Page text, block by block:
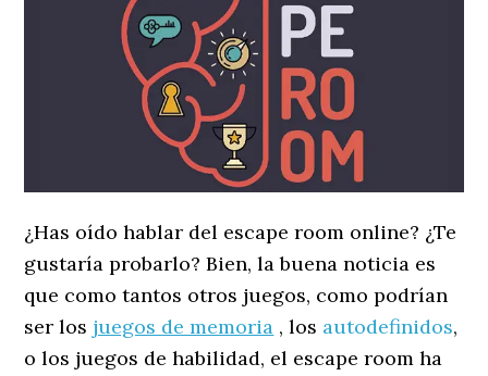
¿Has oído hablar del escape room online? ¿Te
gustaría probarlo? Bien, la buena noticia es
que como tantos otros juegos, como podrían
ser los juegos de memoria , los autodefinidos,
o los juegos de habilidad, el escape room ha